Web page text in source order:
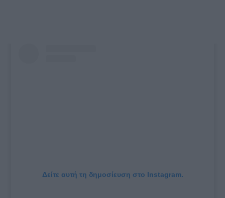
Δείτε αυτή τη δημοσίευση στο Instagram.